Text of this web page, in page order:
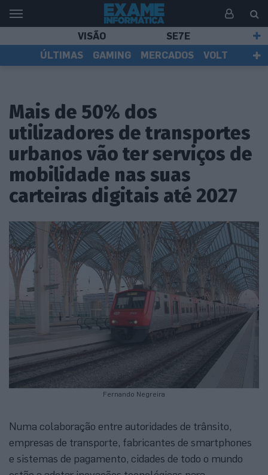
VISÃO
SE7E
ÚLTIMAS
GAMING MERCADOS
VOLT
Mais de 50% dos
utilizadores de transportes
urbanos vão ter serviços de
mobilidade nas suas
carteiras digitais até 2027
Fernando Negreira
Numa colaboração entre autoridades de trânsito,
empresas de transporte, fabricantes de smartphones
e sistemas de pagamento, cidades de todo o mundo